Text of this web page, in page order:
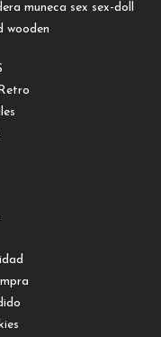
muneca sex sex-doll
wooden